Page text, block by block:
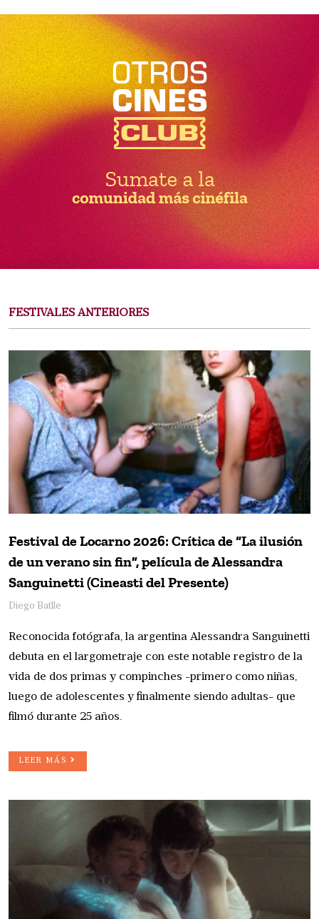
FESTIVALES ANTERIORES
Festival de Locarno 2026: Crítica de “La ilusión
de un verano sin fin”, película de Alessandra
Sanguinetti (Cineasti del Presente)
Diego Batlle
Reconocida fotógrafa, la argentina Alessandra Sanguinetti
debuta en el largometraje con este notable registro de la
vida de dos primas y compinches -primero como niñas,
luego de adolescentes y finalmente siendo adultas- que
filmó durante 25 años.
LEER MÁS